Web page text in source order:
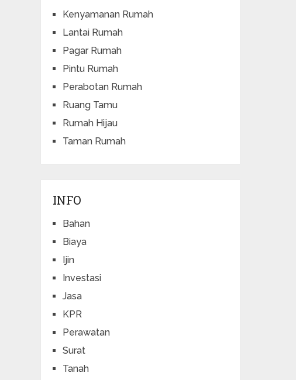
Kenyamanan Rumah
Lantai Rumah
Pagar Rumah
Pintu Rumah
Perabotan Rumah
Ruang Tamu
Rumah Hijau
Taman Rumah
INFO
Bahan
Biaya
Ijin
Investasi
Jasa
KPR
Perawatan
Surat
Tanah